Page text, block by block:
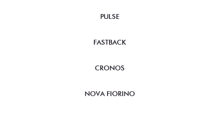
PULSE
FASTBACK
CRONOS
NOVA FIORINO